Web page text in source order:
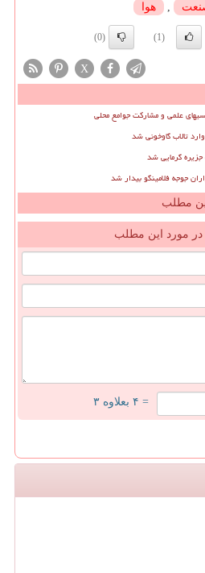
, هوا
(1)
(0)
X
علمی و مشارکت جوامع محلی
جزیره گرمایی شد
جوجه فلامینگو بیدار شد
مطلب
مورد این مطلب
= ۴ بعلاوه ۳